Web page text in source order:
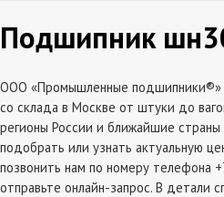
Подшипник
ООО «Промышленные
со склада в Москве от штуки до
регионы России и ближайшие
подобрать или узнать актуальную
позвонить нам по номеру телефона
отправьте онлайн-запрос. В детали